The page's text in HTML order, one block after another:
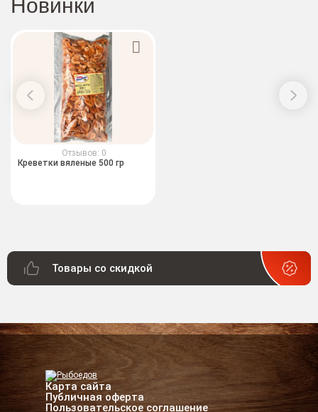
Новинки
Отзывов: 0
Креветки вяленые 500 гр
Товары со скидкой
Карта сайта
Публичная оферта
Пользовательское соглашение